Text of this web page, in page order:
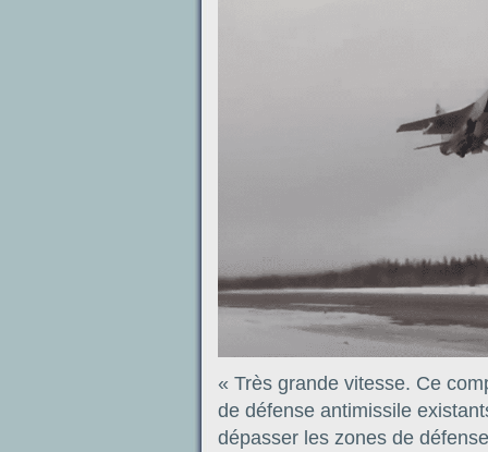
« Très grande vitesse. Ce
de défense antimissile
dépasser les zones de